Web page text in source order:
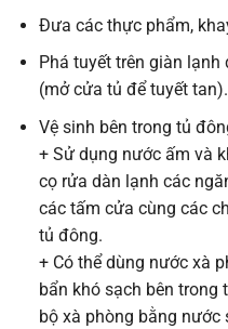
Đưa các thực phẩm,
Phá tuyết trên giàn
(mở cửa tủ để tuyết tan).
Vệ sinh bên trong tủ
+ Sử dụng nước ấm và
cọ rửa dàn lạnh các
các tấm cửa cùng các
tủ đông.
+ Có thể dùng nước xà
bẩn khó sạch bên trong
bộ xà phòng bằng nước